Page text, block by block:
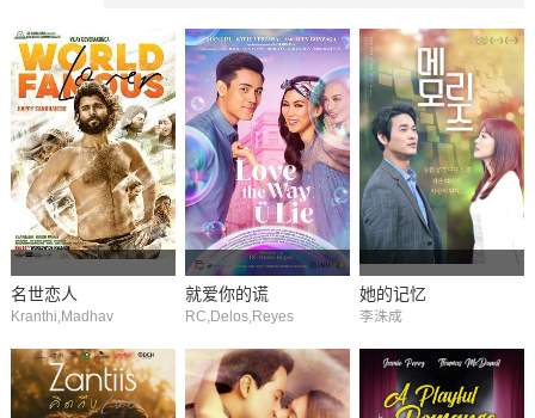
名世恋人
Kranthi,Madhav
就爱你的谎
RC,Delos,Reyes
她的记忆
李洙成